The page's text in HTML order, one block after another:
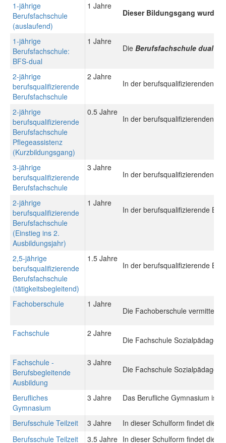
1-jährige
Berufsfachschule
(auslaufend)
1 Jahre
Dieser Bildungsgang wurde
1-jährige
Berufsfachschule:
BFS-dual
1 Jahre
Die Berufsfachschule dual
2-jährige
berufsqualifizierende
Berufsfachschule
2 Jahre
In der berufsqualifizierenden
2-jährige
berufsqualifizierende
Berufsfachschule
Pflegeassistenz
(Kurzbildungsgang)
0.5 Jahre
In der berufsqualifizierenden
3-jährige
berufsqualifizierende
Berufsfachschule
3 Jahre
In der berufsqualifizierenden
2-jährige
berufsqualifizierende
Berufsfachschule
(Einstieg ins 2.
Ausbildungsjahr)
1 Jahre
In der berufsqualifizierende
2,5-jährige
berufsqualifizierende
Berufsfachschule
(tätigkeitsbegleitend)
1.5 Jahre
In der berufsqualifizierende
Fachoberschule 1 Jahre
Die Fachoberschule vermittelt
Fachschule 2 Jahre
Die Fachschule
Fachschule -
Berufsbegleitende
Ausbildung
3 Jahre
Die Fachschule
Berufliches
Gymnasium
3 Jahre Das Berufliche Gymnasium ist
Berufsschule Teilzeit 3 Jahre
In dieser Schulform findet die
Berufsschule Teilzeit
3.5 Jahre In dieser Schulform findet die